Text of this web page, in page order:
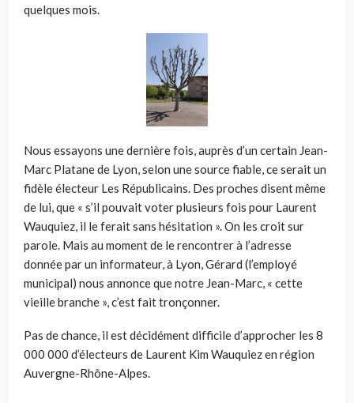
quelques mois.
Nous essayons une dernière fois, auprès d’un certain Jean-
Marc Platane de Lyon, selon une source fiable, ce serait un
fidèle électeur Les Républicains. Des proches disent même
de lui, que « s’il pouvait voter plusieurs fois pour Laurent
Wauquiez, il le ferait sans hésitation ». On les croit sur
parole. Mais au moment de le rencontrer à l’adresse
donnée par un informateur, à Lyon, Gérard (l’employé
municipal) nous annonce que notre Jean-Marc, « cette
vieille branche », c’est fait tronçonner.
Pas de chance, il est décidément difficile d’approcher les 8
000 000 d’électeurs de Laurent Kim Wauquiez en région
Auvergne-Rhône-Alpes.